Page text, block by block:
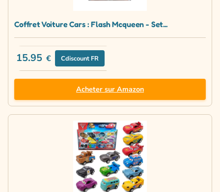
Coffret Voiture Cars : Flash Mcqueen - Set...
15.95 € Cdiscount FR
Acheter sur Amazon